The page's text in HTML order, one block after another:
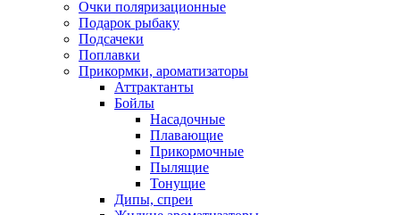
Очки поляризационные
Подарок рыбаку
Подсачеки
Поплавки
Прикормки, ароматизаторы
Аттрактанты
Бойлы
Насадочные
Плавающие
Прикормочные
Пылящие
Тонущие
Дипы, спреи